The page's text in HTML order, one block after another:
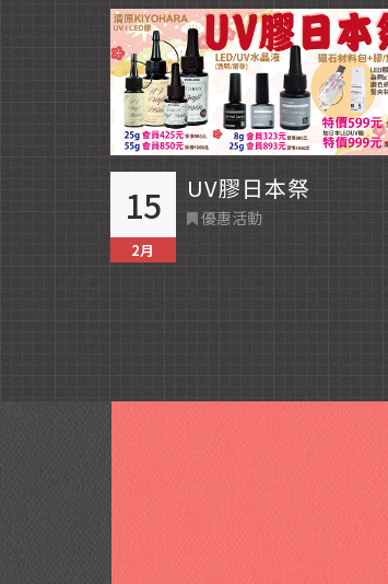
15
2月
UV膠日本祭
優惠活動
Read More